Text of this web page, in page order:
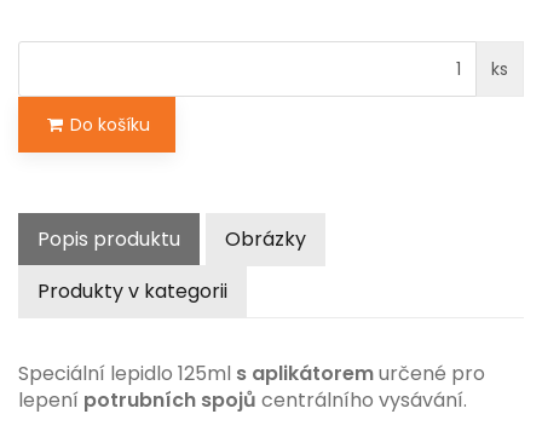
ks
Do košíku
Popis produktu
Obrázky
Produkty v kategorii
Speciální lepidlo 125ml s aplikátoremurčené pro
lepení potrubních spojů centrálního vysávání.